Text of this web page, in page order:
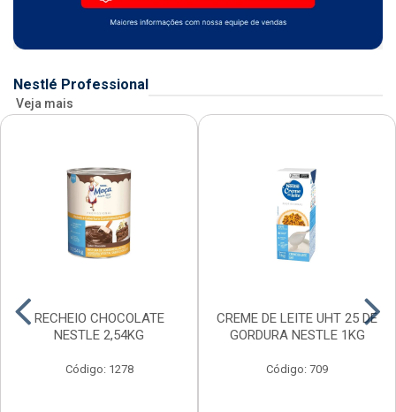
Nestlé Professional
Veja mais
RECHEIO CHOCOLATE
NESTLE 2,54KG
Código: 1278
CREME DE LEITE UHT 25 DE
GORDURA NESTLE 1KG
Código: 709